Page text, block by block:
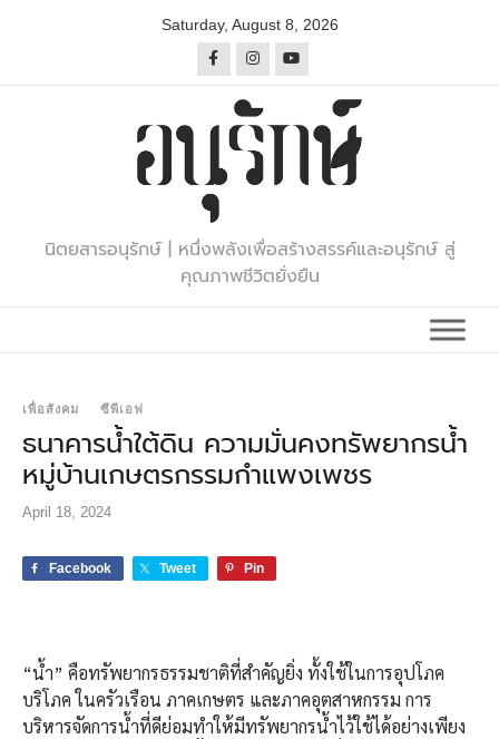
Saturday, August 8, 2026
นิตยสารอนุรักษ์ | หนึ่งพลังเพื่อสร้างสรรค์และอนุรักษ์ สู่
คุณภาพชีวิตยั่งยืน
เพื่อสังคม ซีพีเอฟ
ธนาคารน้ำใต้ดิน ความมั่นคงทรัพยากรน้ำ
หมู่บ้านเกษตรกรรมกำแพงเพชร
April 18, 2024
Facebook Tweet Pin
“น้ำ” คือทรัพยากรธรรมชาติที่สำคัญยิ่ง ทั้งใช้ในการอุปโภค
บริโภค ในครัวเรือน ภาคเกษตร และภาคอุตสาหกรรม การ
บริหารจัดการน้ำที่ดีย่อมทำให้มีทรัพยากรน้ำไว้ใช้ได้อย่างเพียง